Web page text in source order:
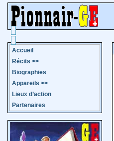
Accueil
Récits >>
Biographies
Appareils >>
Lieux d’action
Partenaires